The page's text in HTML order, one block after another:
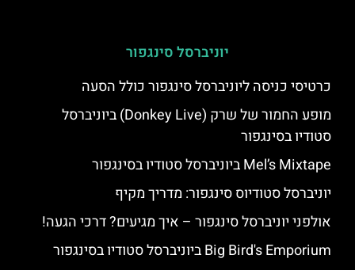
יוניברסל סינגפור
כרטיסי כניסה ליוניברסל סינגפור כולל הסעה
מופע החמור של שרק (Donkey Live) ביוניברסל
סטודיו בסינגפור
Mel’s Mixtape ביוניברסל סטודיו בסינגפור
יוניברסל סטודיוס סינגפור: מדריך מקיף
אולפני יוניברסל סינגפור – איך מגיעים? דרכי הגעה!
Big Bird's Emporium ביוניברסל סטודיו בסינגפור